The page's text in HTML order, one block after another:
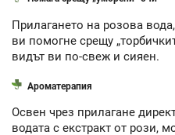
Прилагането на розова
ви помогне срещу
видът ви по-свеж и сияен.
Ароматерапия
Освен чрез прилагане
водата с екстракт от рози,